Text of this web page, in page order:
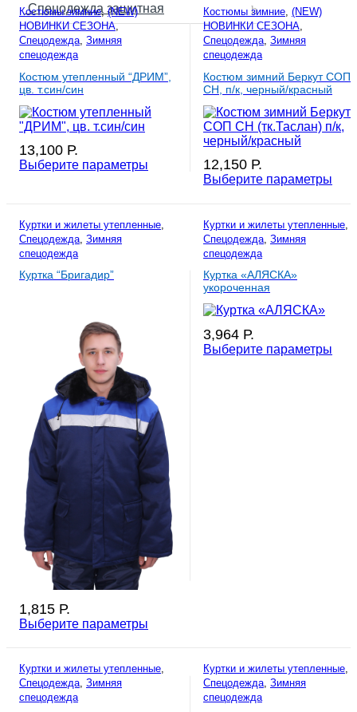
Спецодежда защитная
Костюмы зимние,(NEW)
НОВИНКИ СЕЗОНА,
Спецодежда, Зимняя
спецодежда
Костюм утепленный “ДРИМ”,
цв. т.син/син
13,100 Р.
Выберите параметры
Костюмы зимние, (NEW)
НОВИНКИ СЕЗОНА,
Спецодежда, Зимняя
спецодежда
Костюм зимний Беркут СОП
CH, п/к, черный/красный
12,150 Р.
Выберите параметры
Куртки и жилеты утепленные
Спецодежда Зимняя
спецодежда
Куртка “Бригадир”
1,815 Р.
Выберите параметры
Куртки и жилеты утепленные
Спецодежда Зимняя
спецодежда
Куртка «АЛЯСКА»
укороченная
3,964 Р.
Выберите параметры
Куртки и жилеты утепленные,
Спецодежда, Зимняя
спецодежда
Куртки и жилеты утепленные,
Спецодежда, Зимняя
спецодежда